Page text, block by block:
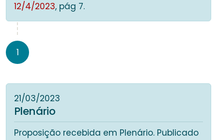
12/4/2023, pág 7.
1
21/03/2023
Plenário
Proposição recebida em Plenário. Publicado